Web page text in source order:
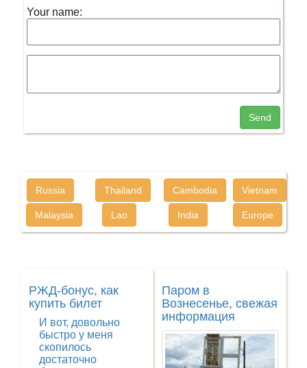
Your name:
Send
Russia Thailand Cambodia Vietnam
Malaysia Lao India Europe
РЖД-бонус, как
купить билет
И вот, довольно
быстро у меня
скопилось
достаточно
Паром в
Вознесенье, свежая
информация